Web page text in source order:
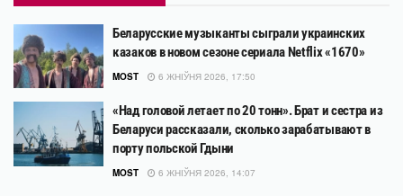
Беларусские музыканты сыграли украинских
казаков в новом сезоне сериала Netflix «1670»
MOST 6 ЖНІЎНЯ 2026, 17:50
«Над головой летает по 20 тонн». Брат и сестра из
Беларуси рассказали, сколько зарабатывают в
порту польской Гдыни
MOST 6 ЖНІЎНЯ 2026, 14:07